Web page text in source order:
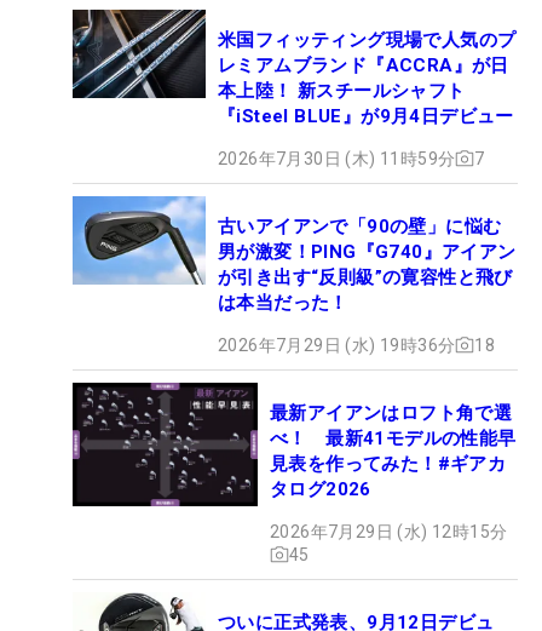
米国フィッティング現場で人気のプ
レミアムブランド『ACCRA』が日
本上陸！ 新スチールシャフト
『iSteel BLUE』が9月4日デビュー
2026年7月30日 (木) 11時59分 7
古いアイアンで「90の壁」に悩む
男が激変！PING『G740』アイアン
が引き出す“反則級”の寛容性と飛び
は本当だった！
2026年7月29日 (水) 19時36分 18
最新アイアンはロフト角で選
べ！ 最新41モデルの性能早
見表を作ってみた！#ギアカ
タログ2026
2026年7月29日 (水) 12時15分
45
ついに正式発表、9月12日デビュ